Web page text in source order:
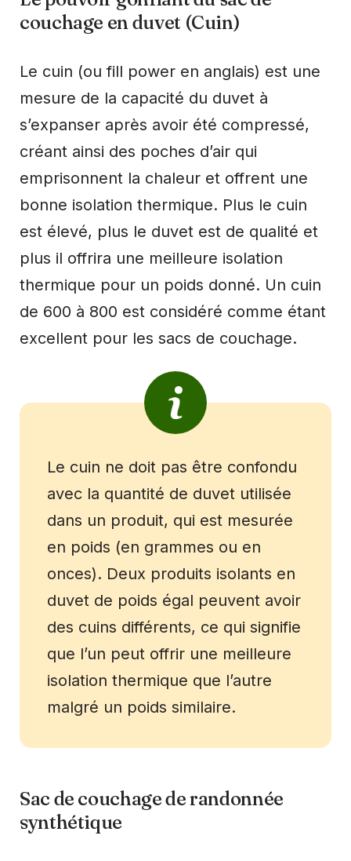
couchage en duvet (Cuin)
Le cuin (ou fill power en anglais) est une
mesure de la capacité du duvet à
s’expanser après avoir été compressé,
créant ainsi des poches d’air qui
emprisonnent la chaleur et offrent une
bonne isolation thermique. Plus le cuin
est élevé, plus le duvet est de qualité et
plus il offrira une meilleure isolation
thermique pour un poids donné. Un cuin
de 600 à 800 est considéré comme étant
excellent pour les sacs de couchage.
Le cuin ne doit pas être confondu
avec la quantité de duvet utilisée
dans un produit, qui est mesurée
en poids (en grammes ou en
onces). Deux produits isolants en
duvet de poids égal peuvent avoir
des cuins différents, ce qui signifie
que l’un peut offrir une meilleure
isolation thermique que l’autre
malgré un poids similaire.
Sac de couchage de randonnée
synthétique